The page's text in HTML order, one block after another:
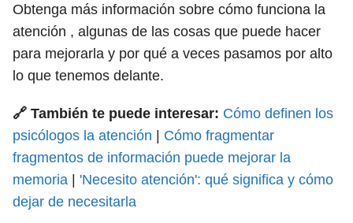
Obtenga más información sobre cómo funciona la
atención , algunas de las cosas que puede hacer
para mejorarla y por qué a veces pasamos por alto
lo que tenemos delante.
🔗 También te puede interesar: Cómo definen los
psicólogos la atención
Cómo fragmentar
fragmentos de información puede mejorar la
memoria
'Necesito atención': qué significa y cómo
dejar de necesitarla